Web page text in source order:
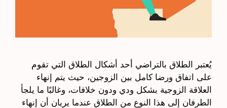
يُعتبر الطلاق بالتراضي أحد أشكال الطلاق التي تقوم
على اتفاق ورضا كامل بين الزوجين، حيث يتم إنهاء
العلاقة الزوجية بشكل ودي ودون خلافات، وغالبًا ما يلجأ
الطرفان إلى هذا النوع من الطلاق عندما يريان أن إنهاء